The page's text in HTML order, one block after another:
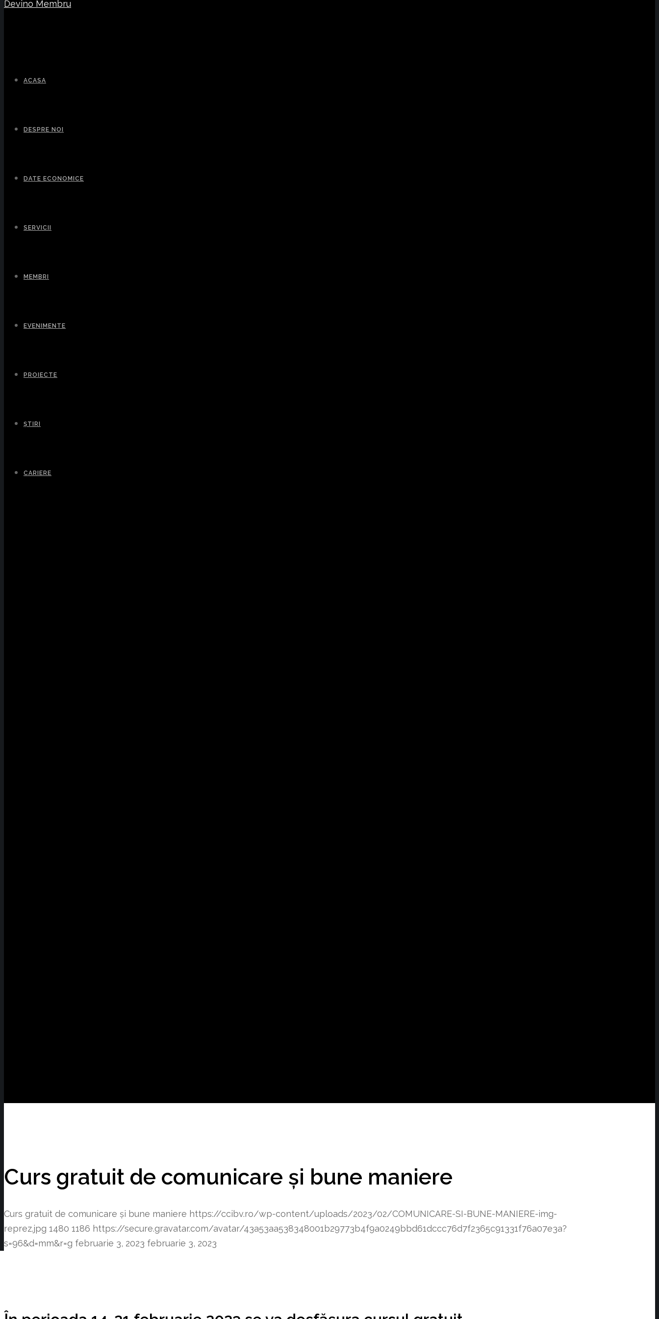
Devino Membru
ACASA
DESPRE NOI
DATE ECONOMICE
SERVICII
MEMBRI
EVENIMENTE
PROIECTE
ȘTIRI
CARIERE
Curs gratuit de comunicare și bune maniere
Curs gratuit de comunicare și bune maniere https://ccibv.ro/wp-content/uploads/2023/02/COMUNICARE-SI-BUNE-MANIERE-img-
reprez.jpg 1480 1186 https://secure.gravatar.com/avatar/43a53aa538348001b29773b4f9a0249bbd61dccc76d7f2365c91331f76a07e3a?
s=96&d=mm&r=g februarie 3, 2023 februarie 3, 2023